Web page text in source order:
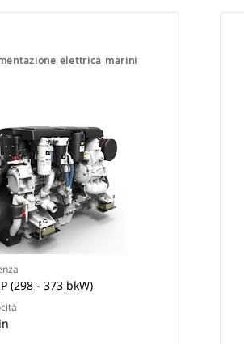
elettrica marini
(298 - 373 bkW)